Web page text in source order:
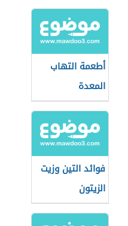
أطعمة التهاب
المعدة
فوائد التين وزيت
الزيتون